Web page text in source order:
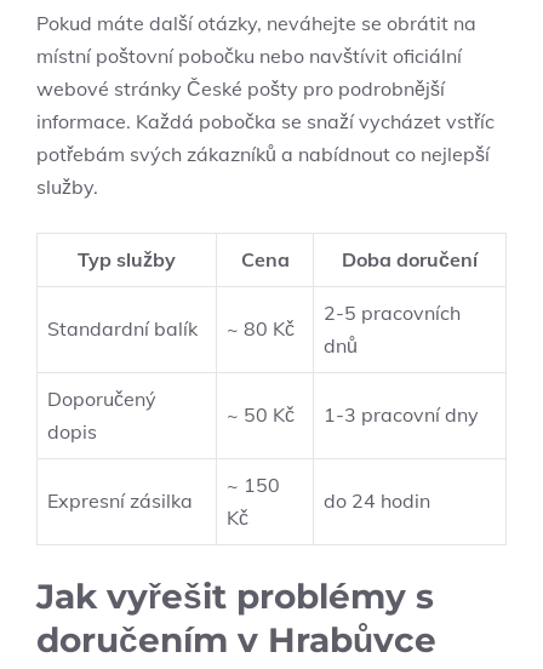
Pokud máte další otázky, neváhejte se obrátit na
místní poštovní pobočku nebo navštívit oficiální
webové stránky České pošty pro podrobnější
informace. Každá pobočka se snaží vycházet vstříc
potřebám svých zákazníků a nabídnout co nejlepší
služby.
Typ služby Cena Doba doručení
Standardní balík ~ 80 Kč
2-5 pracovních
dnů
Doporučený
dopis
~ 50 Kč 1-3 pracovní dny
Expresní zásilka
~ 150
Kč
do 24 hodin
Jak vyřešit problémy s
doručením v Hrabůvce